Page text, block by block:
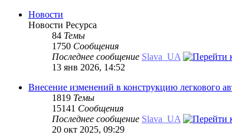
Новости
Новости Ресурса
84 Темы
1750 Сообщения
Последнее сообщение Slava_UA
13 янв 2026, 14:52
Внесение изменений в конструкцию легкового
1819 Темы
15141 Сообщения
Последнее сообщение Slava_UA
20 окт 2025, 09:29